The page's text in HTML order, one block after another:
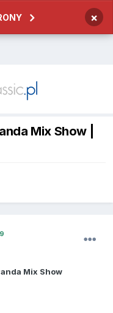
×
Mix Show |
Mix Show